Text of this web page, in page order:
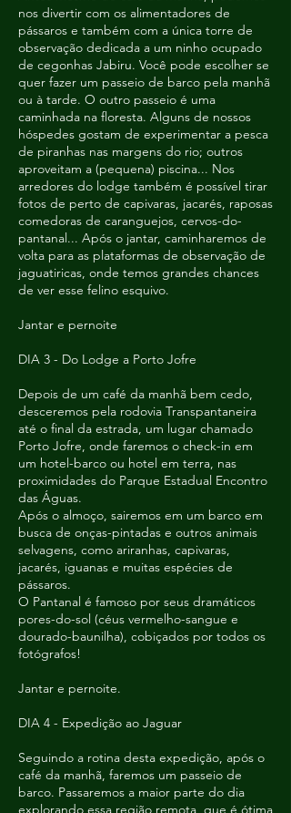
nos divertir com os alimentadores de
pássaros e também com a única torre de
observação dedicada a um ninho ocupado
de cegonhas Jabiru. Você pode escolher se
quer fazer um passeio de barco pela manhã
ou à tarde. O outro passeio é uma
caminhada na floresta. Alguns de nossos
hóspedes gostam de experimentar a pesca
de piranhas nas margens do rio; outros
aproveitam a (pequena) piscina... Nos
arredores do lodge também é possível tirar
fotos de perto de capivaras, jacarés, raposas
comedoras de caranguejos, cervos-do-
pantanal... Após o jantar, caminharemos de
volta para as plataformas de observação de
jaguatiricas, onde temos grandes chances
de ver esse felino esquivo.
Jantar e pernoite
DIA 3 - Do Lodge a Porto Jofre
Depois de um café da manhã bem cedo,
desceremos pela rodovia Transpantaneira
até o final da estrada, um lugar chamado
Porto Jofre, onde faremos o check-in em
um hotel-barco ou hotel em terra, nas
proximidades do Parque Estadual Encontro
das Águas.
Após o almoço, sairemos em um barco em
busca de onças-pintadas e outros animais
selvagens, como ariranhas, capivaras,
jacarés, iguanas e muitas espécies de
pássaros.
O Pantanal é famoso por seus dramáticos
pores-do-sol (céus vermelho-sangue e
dourado-baunilha), cobiçados por todos os
fotógrafos!
Jantar e pernoite.
DIA 4 - Expedição ao Jaguar
Seguindo a rotina desta expedição, após o
café da manhã, faremos um passeio de
barco. Passaremos a maior parte do dia
explorando essa região remota, que é ótima